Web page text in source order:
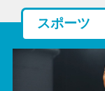
スポーツ